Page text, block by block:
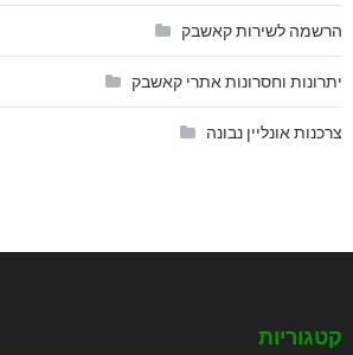
הרשמה לשירות קאשבק
יתרונות וחסרונות אתרי קאשבק
צרכנות אונליין נבונה
קטגוריות